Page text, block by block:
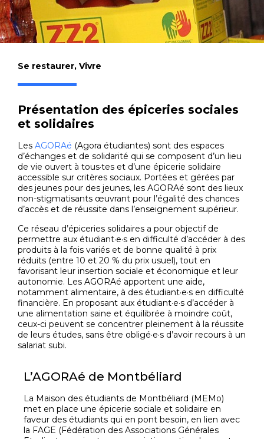
Se restaurer, Vivre
Présentation des épiceries sociales
et solidaires
Les AGORAé (Agora étudiantes) sont des espaces
d’échanges et de solidarité qui se composent d’un lieu
de vie ouvert à tous·tes et d’une épicerie solidaire
accessible sur critères sociaux. Portées et gérées par
des jeunes pour des jeunes, les AGORAé sont des lieux
non-stigmatisants œuvrant pour l’égalité des chances
d’accès et de réussite dans l’enseignement supérieur.
Ce réseau d’épiceries solidaires a pour objectif de
permettre aux étudiant·e·s en difficulté d’accéder à des
produits à la fois variés et de bonne qualité à prix
réduits (entre 10 et 20 % du prix usuel), tout en
favorisant leur insertion sociale et économique et leur
autonomie. Les AGORAé apportent une aide,
notamment alimentaire, à des étudiant·e·s en difficulté
financière. En proposant aux étudiant·e·s d’accéder à
une alimentation saine et équilibrée à moindre coût,
ceux-ci peuvent se concentrer pleinement à la réussite
de leurs études, sans être obligé·e·s d’avoir recours à un
salariat subi.
L’AGORAé de Montbéliard
La Maison des étudiants de Montbéliard (MEMo)
met en place une épicerie sociale et solidaire en
faveur des étudiants qui en pont besoin, en lien avec
la FAGE (Fédération des Associations Générales